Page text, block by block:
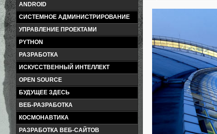
ANDROID
СИСТЕМНОЕ АДМИНИСТРИРОВАНИЕ
УПРАВЛЕНИЕ ПРОЕКТАМИ
PYTHON
РАЗРАБОТКА
ИСКУССТВЕННЫЙ ИНТЕЛЛЕКТ
OPEN SOURCE
БУДУЩЕЕ ЗДЕСЬ
ВЕБ-РАЗРАБОТКА
КОСМОНАВТИКА
РАЗРАБОТКА ВЕБ-САЙТОВ